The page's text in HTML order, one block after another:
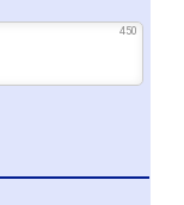
450